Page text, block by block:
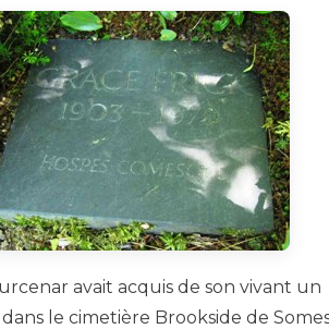
avait acquis de son vivant un
le cimetière Brookside de